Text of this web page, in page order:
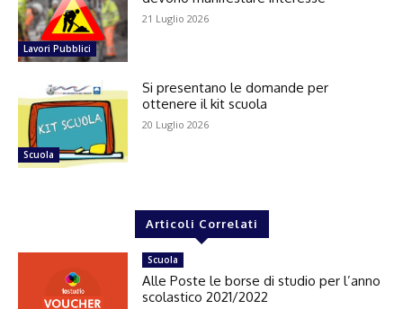
Lavori Pubblici
21 Luglio 2026
Scuola
Si presentano le domande per
ottenere il kit scuola
20 Luglio 2026
Articoli Correlati
Scuola
Alle Poste le borse di studio per l’anno
scolastico 2021/2022